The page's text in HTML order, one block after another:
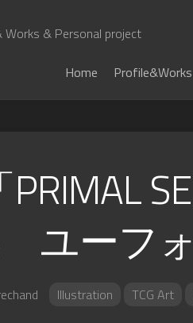
& Personal project
Home Profile&Works
ーフォ
Illustration TCG Art